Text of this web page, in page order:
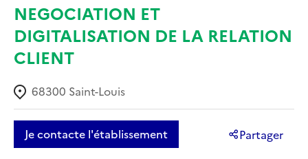
NEGOCIATION ET
DIGITALISATION DE LA RELATION
CLIENT
68300 Saint-Louis
Je contacte l'établissement Partager